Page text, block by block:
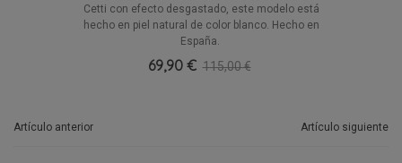
Cetti con efecto desgastado, este modelo está
hecho en piel natural de color blanco. Hecho en
España.
69,90 € 115,00 €
Artículo anterior Artículo siguiente